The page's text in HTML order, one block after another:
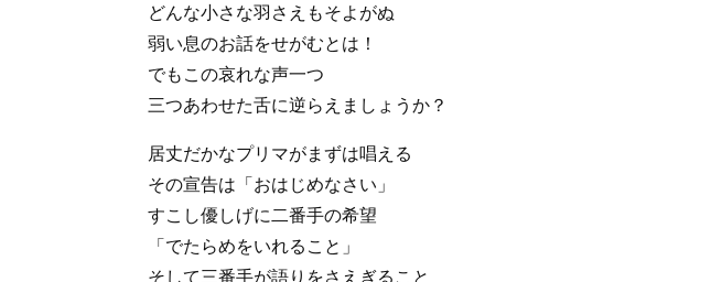
どんな小さな羽さえもそよがぬ
弱い息のお話をせがむとは！
でもこの哀れな声一つ
三つあわせた舌に逆らえましょうか？
居丈だかなプリマがまずは唱える
その宣告は「おはじめなさい」
すこし優しげに二番手の希望
「でたらめをいれること」
そして三番手が語りをさえぎること